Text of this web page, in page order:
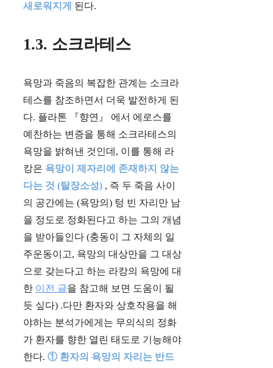
새로워지게
된다.
1.3. 소크라테스
욕망과 죽음의 복잡한 관계는 소크라
테스를 참조하면서 더욱 발전하게 된
다. 플라톤 『향연』 에서 에로스를
예찬하는 변증을 통해 소크라테스의
욕망을 밝혀낸 것인데, 이를 통해 라
캉은 욕망이 제자리에 존재하지 않는
다는 것 (탈장소성) , 즉 두 죽음 사이
의 공간에는 (욕망의) 텅 빈 자리만 남
을 정도로 정화된다고 하는 그의 개념
을 받아들인다 (충동이 그 자체의 일
주운동이고, 욕망의 대상만을 그 대상
으로 갖는다고 하는 라캉의 욕망에 대
한 이전 글을 참고해 보면 도움이 될
듯 싶다) .다만 환자와 상호작용을 해
야하는 분석가에게는 무의식의 정화
가 환자를 향한 열린 태도로 기능해야
한다. ① 환자의 욕망의 자리는 반드